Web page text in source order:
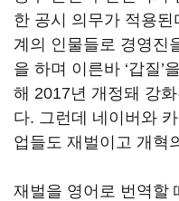
한 공시 의무가 적용
계의 인물들로 경영진
을 하며 이른바 ‘갑질’
해 2017년 개정돼 강
다. 그런데 네이버와
업들도 재벌이고 개혁
재벌을 영어로 번역할